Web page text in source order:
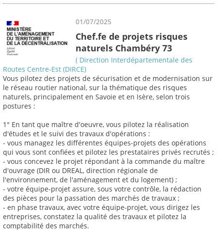
01/07/2025
Chef.fe de projets risques
naturels Chambéry 73
( Direction Interdépartementale des
Routes Centre-Est (DIRCE)
Vous pilotez des projets de sécurisation et de modernisation sur
le réseau routier national, sur la thématique des risques
naturels, principalement en Savoie et en Isère, selon trois
postures :
1° En tant que maître d'oeuvre, vous pilotez la réalisation
d'études et le suivi des travaux d'opérations :
- vous managez les différentes équipes-projets des opérations
qui vous sont confiées et pilotez les prestataires privés recrutés ;
- vous concevez le projet répondant à la commande du maître
d'ouvrage (DIR ou DREAL, direction régionale de
l'environnement, de l'aménagement et du logement) ;
- votre équipe-projet assure, sous votre contrôle, la rédaction
des pièces pour la passation des marchés de travaux ;
- en phase travaux, avec votre équipe-projet, vous dirigez les
entreprises, constatez la qualité des travaux et pilotez la
comptabilité des marchés.